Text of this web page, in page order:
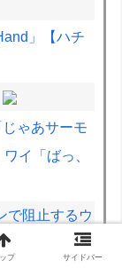
」【ハチ
ゃあサーモ
イ「ばっ、
で阻止するウ
プ サイドバー